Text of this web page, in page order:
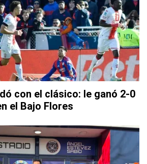
con el clásico: le ganó 2-0
el Bajo Flores